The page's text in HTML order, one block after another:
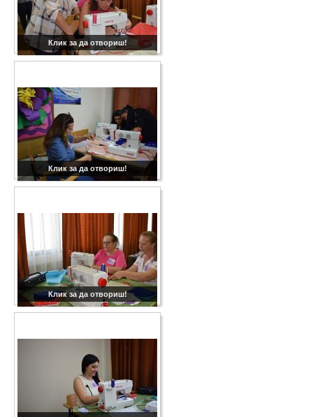
Клик за да отвориш!
Клик за да отвориш!
Клик за да отвориш!